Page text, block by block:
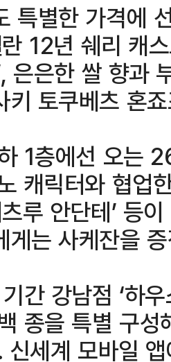
특별한 가격에
12년 쉐리 캐
은은한 쌀 향과
키 토쿠베츠 혼
1층에선 오는
캐릭터와 협업
루 안단테’ 등
게는 사케잔을
간 강남점 ‘하
종을 특별 구
신세계 모바일